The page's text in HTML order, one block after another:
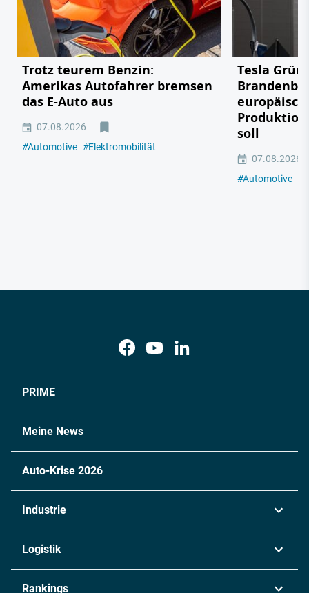
Trotz teurem Benzin:
Amerikas Autofahrer bremsen
das E-Auto aus
07.08.2026
#Automotive #Elektromobilität
Tesla
soll
07.08.2026
#Automotive
PRIME
Meine News
Auto-Krise 2026
Industrie
Logistik
Rankings